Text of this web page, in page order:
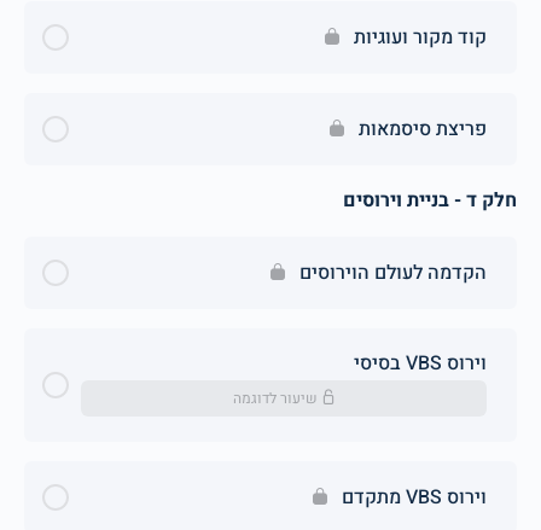
קוד מקור ועוגיות
פריצת סיסמאות
חלק ד - בניית וירוסים
הקדמה לעולם הוירוסים
וירוס VBS בסיסי
שיעור לדוגמה
וירוס VBS מתקדם